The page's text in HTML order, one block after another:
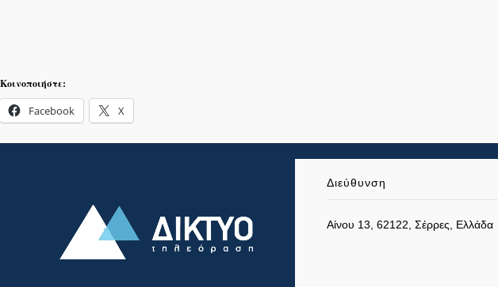
Κοινοποιήστε:
Facebook X
Διεύθυνση
Αίνου 13, 62122, Σέρρες, Ελλάδα